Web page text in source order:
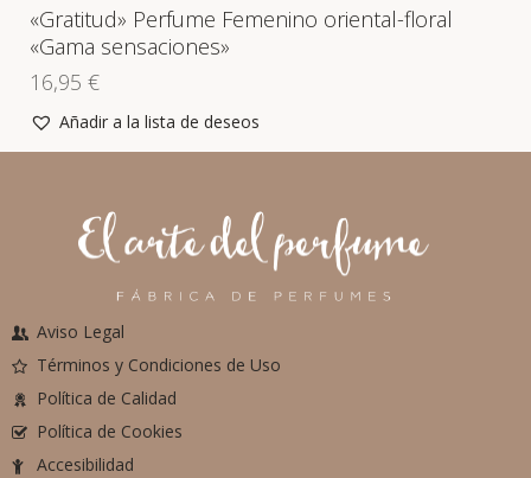
«Gratitud» Perfume Femenino oriental-floral
«Gama sensaciones»
16,95 €
Añadir a la lista de deseos
Aviso Legal
Términos y Condiciones de Uso
Política de Calidad
Política de Cookies
Accesibilidad